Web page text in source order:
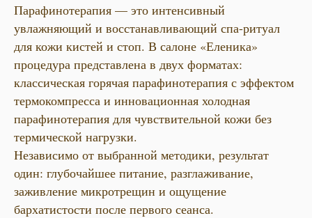
Парафинотерапия — это интенсивный
увлажняющий и восстанавливающий спа-ритуал
для кожи кистей и стоп. В салоне «Еленика»
процедура представлена в двух форматах:
классическая горячая парафинотерапия с эффектом
термокомпресса и инновационная холодная
парафинотерапия для чувствительной кожи без
термической нагрузки.
Независимо от выбранной методики, результат
один: глубочайшее питание, разглаживание,
заживление микротрещин и ощущение
бархатистости после первого сеанса.